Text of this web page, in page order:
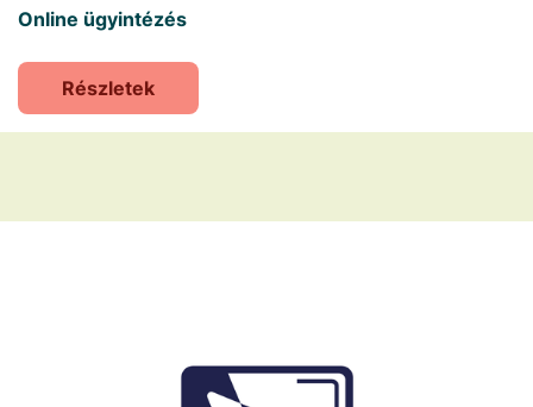
Online ügyintézés
Részletek